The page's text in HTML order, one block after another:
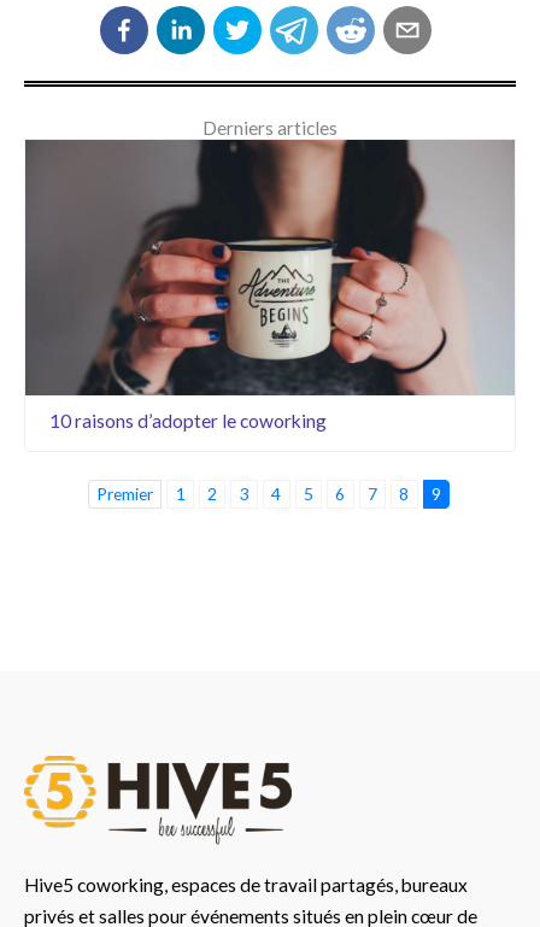
Derniers articles
10 raisons d’adopter le coworking
Premier 1 2 3 4 5 6 7 8 9
Hive5 coworking, espaces de travail partagés, bureaux
privés et salles pour événements situés en plein cœur de